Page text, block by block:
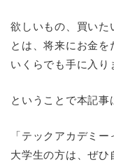
欲しいもの、買いた
とは、将来にお金
いくらでも手に入り
ということで本記事
「テックアカデミ
大学生の方は、ぜひ